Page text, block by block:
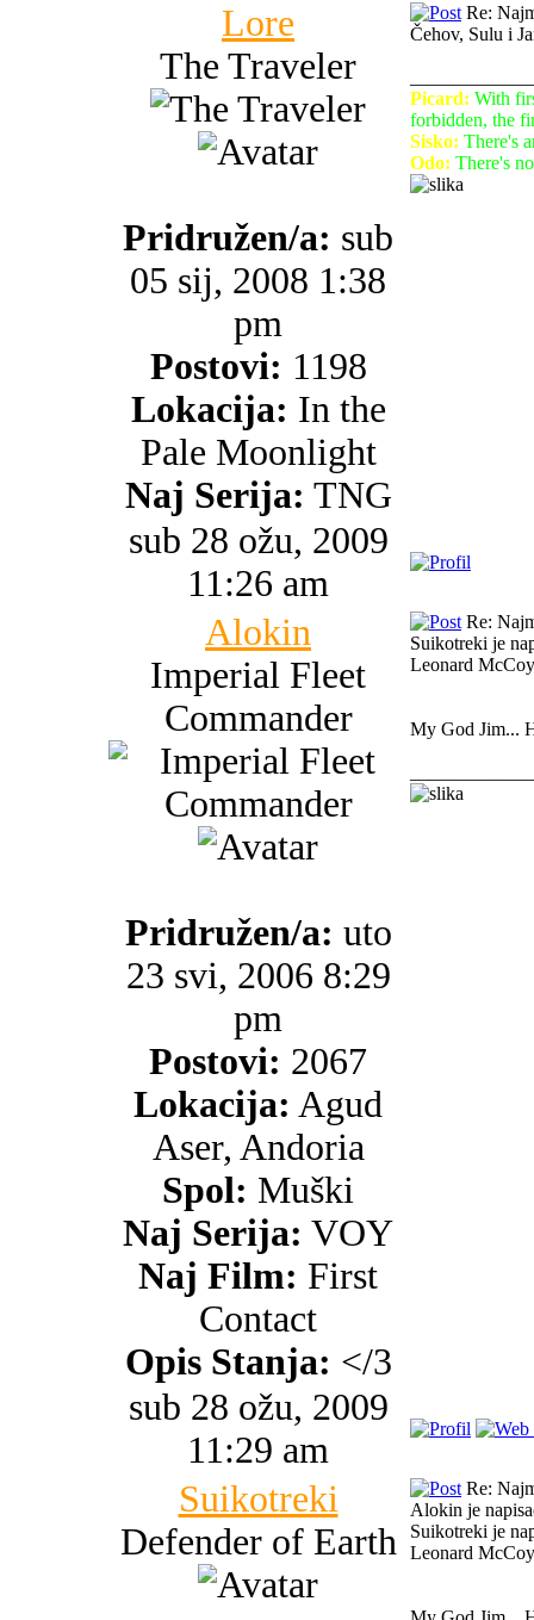
Lore
The Traveler
Pridružen/a: sub
05 sij, 2008 1:38
pm
Postovi: 1198
Lokacija: In the
Pale Moonlight
Naj Serija: TNG
Re:
Čehov, Sulu i
Picard: With
forbidden, the
Sisko: There's
Odo: There's
sub 28 ožu, 2009
11:26 am
Alokin
Imperial Fleet
Commander
Pridružen/a: uto
23 svi, 2006 8:29
pm
Postovi: 2067
Lokacija: Agud
Aser, Andoria
Spol: Muški
Naj Serija: VOY
Naj Film: First
Contact
Opis Stanja: </3
Re:
Suikotreki je
Leonard McCoy
My God Jim...
sub 28 ožu, 2009
11:29 am
Suikotreki
Defender of Earth
Re:
Alokin je
Suikotreki je
Leonard McCoy